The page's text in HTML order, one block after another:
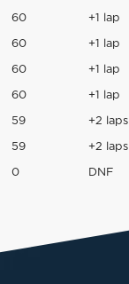
60 +1 lap
60 +1 lap
60 +1 lap
60 +1 lap
59 +2 laps
59 +2 laps
0 DNF